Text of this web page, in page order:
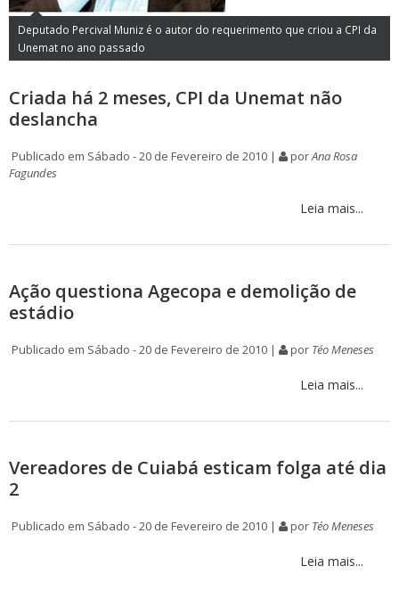
Deputado Percival Muniz é o autor do requerimento que criou a CPI da
Unemat no ano passado
Criada há 2 meses, CPI da Unemat não
deslancha
Publicado em Sábado - 20 de Fevereiro de 2010 | porAna Rosa
Fagundes
Leia mais...
Ação questiona Agecopa e demolição de
estádio
Publicado em Sábado - 20 de Fevereiro de 2010 | por Téo Meneses
Leia mais...
Vereadores de Cuiabá esticam folga até dia
2
Publicado em Sábado - 20 de Fevereiro de 2010 | por Téo Meneses
Leia mais...